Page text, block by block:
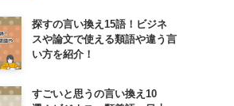
探すの言い換え15語！ビジネ
スや論文で使える類語や違う言
い方を紹介！
すごいと思うの言い換え10